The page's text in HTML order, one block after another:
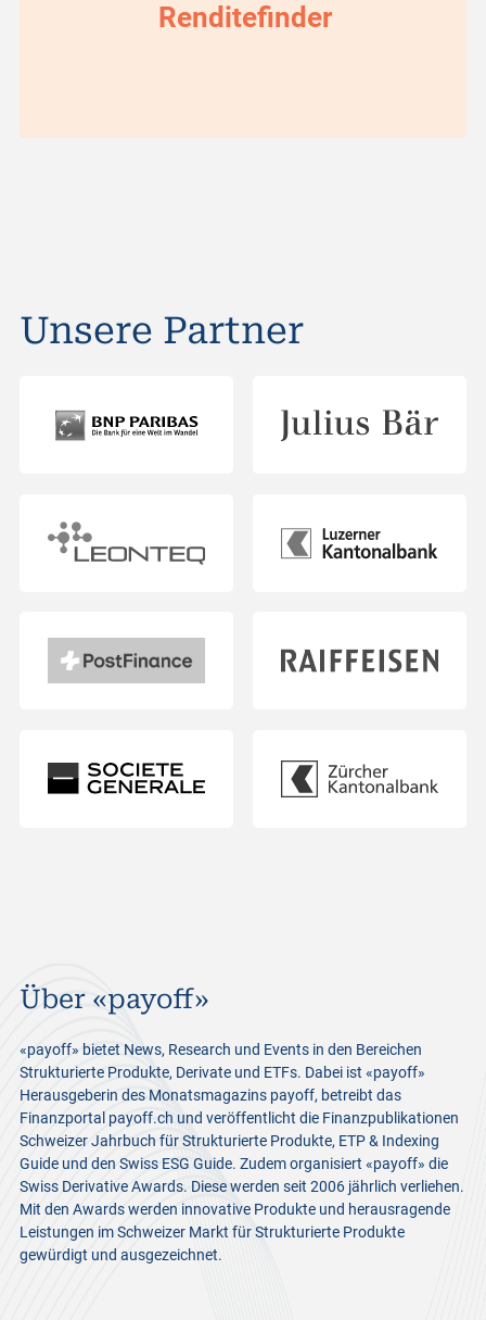
Renditefinder
Unsere Partner
Über «payoff»
«payoff» bietet News, Research und Events in den Bereichen
Strukturierte Produkte, Derivate und ETFs. Dabei ist «payoff»
Herausgeberin des Monatsmagazins payoff, betreibt das
Finanzportal payoff.ch und veröffentlicht die Finanzpublikationen
Schweizer Jahrbuch für Strukturierte Produkte, ETP & Indexing
Guide und den Swiss ESG Guide. Zudem organisiert «payoff» die
Swiss Derivative Awards. Diese werden seit 2006 jährlich verliehen.
Mit den Awards werden innovative Produkte und herausragende
Leistungen im Schweizer Markt für Strukturierte Produkte
gewürdigt und ausgezeichnet.